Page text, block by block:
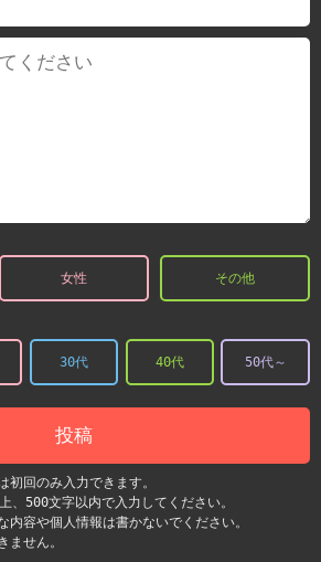
女性 その他
30代 40代 50代～
投稿
回のみ入力できます。
500文字以内で入力してください。
容や個人情報は書かないでください。
せん。